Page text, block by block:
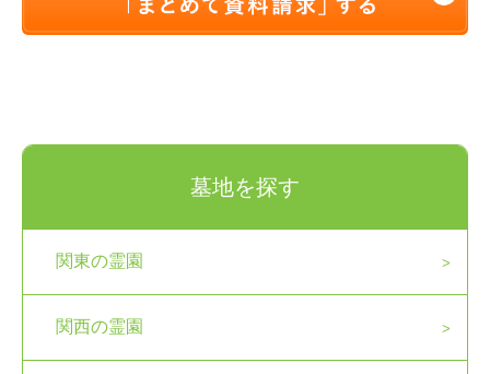
墓地を探す
関東の霊園
関西の霊園